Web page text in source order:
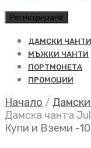
Регистриране
ДАМСКИ ЧАНТИ
МЪЖКИ ЧАНТИ
ПОРТМОНЕТА
ПРОМОЦИИ
Начало /
Дамска чанта
Купи и Вземи -